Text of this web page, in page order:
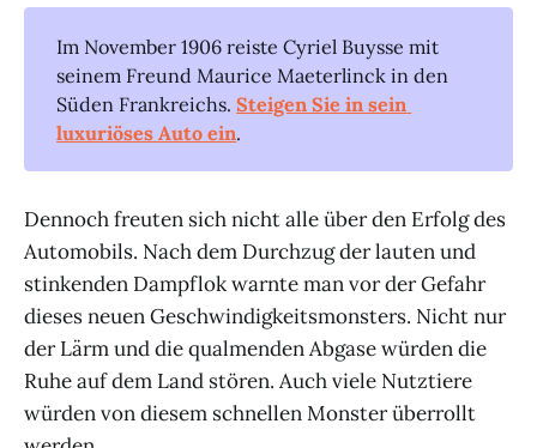
Im November 1906 reiste Cyriel Buysse mit
seinem Freund Maurice Maeterlinck in den
Süden Frankreichs.Steigen Sie in sein
luxuriöses Auto ein.
Dennoch freuten sich nicht alle über den Erfolg des
Automobils. Nach dem Durchzug der lauten und
stinkenden Dampflok warnte man vor der Gefahr
dieses neuen Geschwindigkeitsmonsters. Nicht nur
der Lärm und die qualmenden Abgase würden die
Ruhe auf dem Land stören. Auch viele Nutztiere
würden von diesem schnellen Monster überrollt